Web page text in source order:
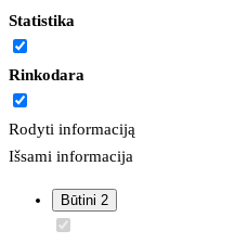
Statistika
Rinkodara
Rodyti informaciją
Išsami informacija
Būtini 2